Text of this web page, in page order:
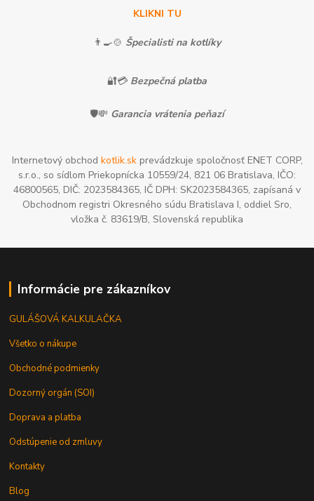
KLIKNI TU
👨‍🍳🍲 Špecialisti na kotlíky
🔐💳 Bezpečná platba
🛡️💸 Garancia vrátenia peňazí
Internetový obchod kotlik.skprevádzkuje spoločnosť ENET CORP,
s.r.o., so sídlom Priekopnícka 10559/24, 821 06 Bratislava, IČO:
46800565, DIČ: 2023584365, IČ DPH: SK2023584365, zapísaná v
Obchodnom registri Okresného súdu Bratislava I, oddiel Sro,
vložka č. 83619/B, Slovenská republika
Informácie pre zákazníkov
GULÁŠOVÁ KALKULAČKA
Všetko o nákupe
Obchodné podmienky
Dozorný orgán (SOI)
Doprava a platba
Odstúpenie od zmluvy
Kontakty
Blog